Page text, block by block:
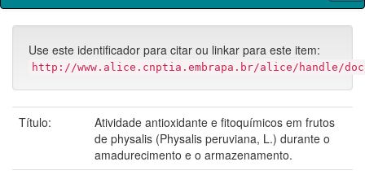
Use este identificador para citar ou linkar para este item:
http://www.alice.cnptia.embrapa.br/alice/handle/
Título:
Atividade antioxidante e fitoquímicos em frutos
de physalis (Physalis peruviana, L.) durante o
amadurecimento e o armazenamento.